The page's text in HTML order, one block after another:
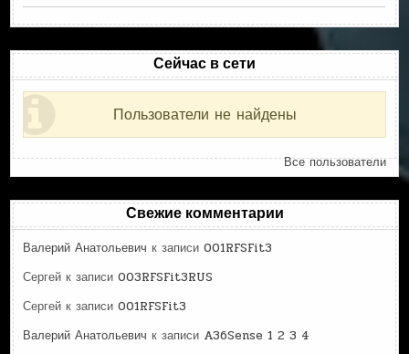
Сейчас в сети
Пользователи не найдены
Все пользователи
Свежие комментарии
Валерий Анатольевич к записи001RFSFit3
Сергей к записи003RFSFit3RUS
Сергей к записи001RFSFit3
Валерий Анатольевич к записи A36Sense 1 2 3 4